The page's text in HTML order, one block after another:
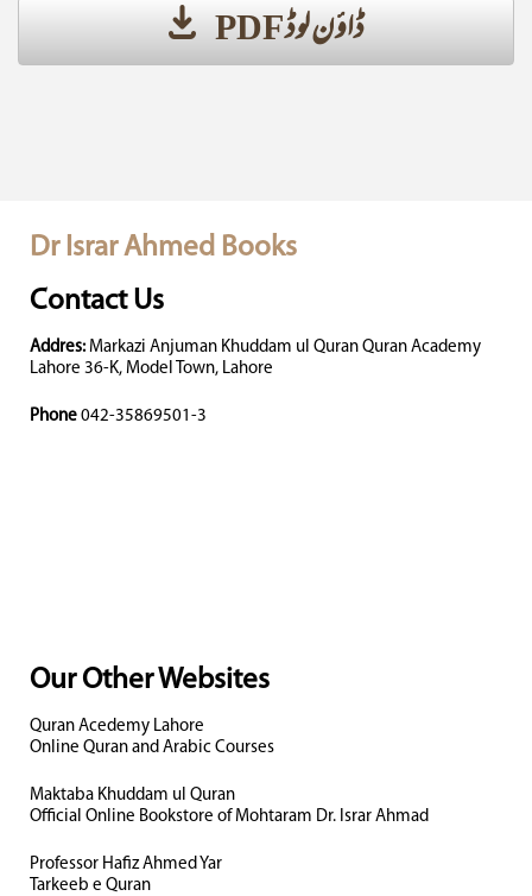
ڈاؤن لوڈ PDF
Dr Israr Ahmed Books
Contact Us
Addres: Markazi Anjuman Khuddam ul Quran Quran Academy
Lahore 36-K, Model Town, Lahore
Phone 042-35869501-3
Our Other Websites
Quran Acedemy Lahore
Online Quran and Arabic Courses
Maktaba Khuddam ul Quran
Official Online Bookstore of Mohtaram Dr. Israr Ahmad
Professor Hafiz Ahmed Yar
Tarkeeb e Quran